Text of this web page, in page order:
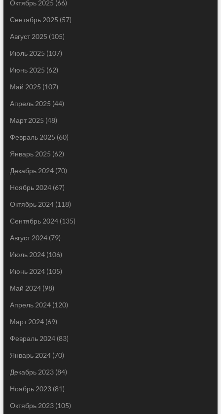
Октябрь 2025 (66)
Сентябрь 2025 (57)
Август 2025 (105)
Июль 2025 (107)
Июнь 2025 (62)
Май 2025 (107)
Апрель 2025 (44)
Март 2025 (48)
Февраль 2025 (60)
Январь 2025 (62)
Декабрь 2024(70)
Ноябрь 2024(67)
Октябрь 2024(118)
Сентябрь 2024(135)
Август 2024(79)
Июль 2024(106)
Июнь 2024(105)
Май 2024(98)
Апрель 2024(120)
Март 2024(69)
Февраль 2024(83)
Январь 2024(70)
Декабрь 2023(84)
Ноябрь 2023(81)
Октябрь 2023(105)